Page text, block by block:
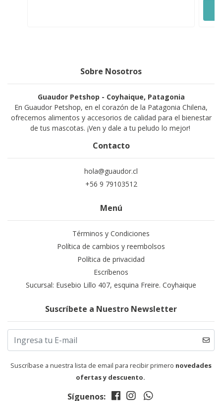
Sobre Nosotros
Guaudor Petshop - Coyhaique, Patagonia
En Guaudor Petshop, en el corazón de la Patagonia Chilena,
ofrecemos alimentos y accesorios de calidad para el bienestar
de tus mascotas. ¡Ven y dale a tu peludo lo mejor!
Contacto
hola@guaudor.cl
+56 9 79103512
Menú
Términos y Condiciones
Política de cambios y reembolsos
Política de privacidad
Escríbenos
Sucursal: Eusebio Lillo 407, esquina Freire. Coyhaique
Suscríbete a Nuestro Newsletter
Suscríbase a nuestra lista de email para recibir primero novedades
ofertas y descuento.
Síguenos: